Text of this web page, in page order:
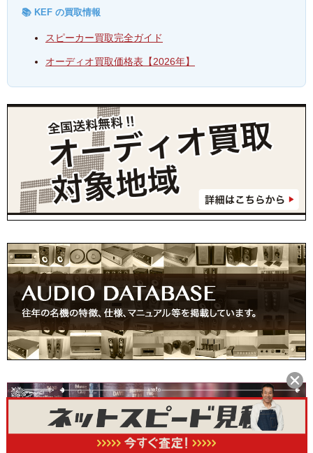
📚 KEF の買取情報
スピーカー買取完全ガイド
オーディオ買取価格表【2026年】